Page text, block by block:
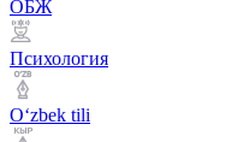
ОБЖ
Психология
Оʻzbek tili